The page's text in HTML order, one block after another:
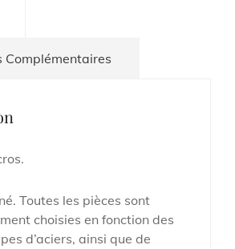
Complémentaires
Toutes les pièces sont
choisies en fonction des
d’aciers, ainsi que de